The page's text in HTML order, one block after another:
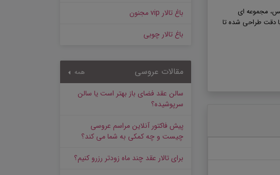
مجموعه ای
دقت طراحی شده تا
باغ تالار vip مجنون
باغ تالار چوبی
مقالات عروسی همه
سالن عقد فضای باز بهتر است یا سالن
سرپوشیده؟
پیش‌ فاکتور آنلاین مراسم عروسی
چیست و چه کمکی به شما می کند؟
برای تالار عقد چند ماه زودتر رزرو کنیم؟